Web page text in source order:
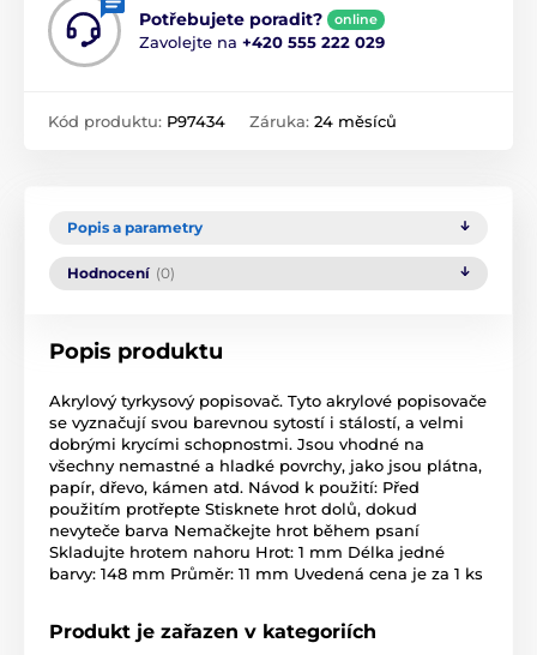
Potřebujete poradit? online
Zavolejte na +420 555 222 029
Kód produktu: P97434 Záruka: 24 měsíců
Popis a parametry
Hodnocení (0)
Popis produktu
Akrylový tyrkysový popisovač. Tyto akrylové popisovače
se vyznačují svou barevnou sytostí i stálostí, a velmi
dobrými krycími schopnostmi. Jsou vhodné na
všechny nemastné a hladké povrchy, jako jsou plátna,
papír, dřevo, kámen atd. Návod k použití: Před
použitím protřepte Stisknete hrot dolů, dokud
nevyteče barva Nemačkejte hrot během psaní
Skladujte hrotem nahoru Hrot: 1 mm Délka jedné
barvy: 148 mm Průměr: 11 mm Uvedená cena je za 1 ks
Produkt je zařazen v kategoriích